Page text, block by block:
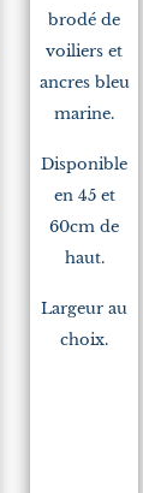
brodé de
voiliers et
ancres bleu
marine.
Disponible
en 45 et
60cm de
haut.
Largeur au
choix.